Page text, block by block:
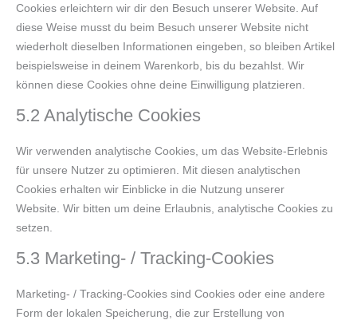
Cookies erleichtern wir dir den Besuch unserer Website. Auf
diese Weise musst du beim Besuch unserer Website nicht
wiederholt dieselben Informationen eingeben, so bleiben Artikel
beispielsweise in deinem Warenkorb, bis du bezahlst. Wir
können diese Cookies ohne deine Einwilligung platzieren.
5.2 Analytische Cookies
Wir verwenden analytische Cookies, um das Website-Erlebnis
für unsere Nutzer zu optimieren. Mit diesen analytischen
Cookies erhalten wir Einblicke in die Nutzung unserer
Website. Wir bitten um deine Erlaubnis, analytische Cookies zu
setzen.
5.3 Marketing- / Tracking-Cookies
Marketing- / Tracking-Cookies sind Cookies oder eine andere
Form der lokalen Speicherung, die zur Erstellung von